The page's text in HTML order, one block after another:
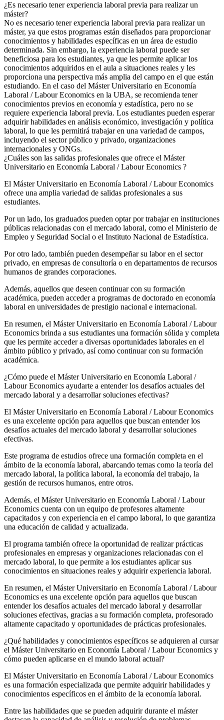
¿Es necesario tener experiencia laboral previa para realizar un
máster?
No es necesario tener experiencia laboral previa para realizar un
máster, ya que estos programas están diseñados para proporcionar
conocimientos y habilidades específicas en un área de estudio
determinada. Sin embargo, la experiencia laboral puede ser
beneficiosa para los estudiantes, ya que les permite aplicar los
conocimientos adquiridos en el aula a situaciones reales y les
proporciona una perspectiva más amplia del campo en el que están
estudiando. En el caso del Máster Universitario en Economía
Laboral / Labour Economics en la UBA, se recomienda tener
conocimientos previos en economía y estadística, pero no se
requiere experiencia laboral previa. Los estudiantes pueden esperar
adquirir habilidades en análisis económico, investigación y política
laboral, lo que les permitirá trabajar en una variedad de campos,
incluyendo el sector público y privado, organizaciones
internacionales y ONGs.
¿Cuáles son las salidas profesionales que ofrece el Máster
Universitario en Economía Laboral / Labour Economics ?
El Máster Universitario en Economía Laboral / Labour Economics
ofrece una amplia variedad de salidas profesionales a sus
estudiantes.
Por un lado, los graduados pueden optar por trabajar en instituciones
públicas relacionadas con el mercado laboral, como el Ministerio de
Empleo y Seguridad Social o el Instituto Nacional de Estadística.
Por otro lado, también pueden desempeñar su labor en el sector
privado, en empresas de consultoría o en departamentos de recursos
humanos de grandes corporaciones.
Además, aquellos que deseen continuar con su formación
académica, pueden acceder a programas de doctorado en economía
laboral en universidades de prestigio nacional e internacional.
En resumen, el Máster Universitario en Economía Laboral / Labour
Economics brinda a sus estudiantes una formación sólida y completa
que les permite acceder a diversas oportunidades laborales en el
ámbito público y privado, así como continuar con su formación
académica.
¿Cómo puede el Máster Universitario en Economía Laboral /
Labour Economics ayudarte a entender los desafíos actuales del
mercado laboral y a desarrollar soluciones efectivas?
El Máster Universitario en Economía Laboral / Labour Economics
es una excelente opción para aquellos que buscan entender los
desafíos actuales del mercado laboral y desarrollar soluciones
efectivas.
Este programa de estudios ofrece una formación completa en el
ámbito de la economía laboral, abarcando temas como la teoría del
mercado laboral, la política laboral, la economía del trabajo, la
gestión de recursos humanos, entre otros.
Además, el Máster Universitario en Economía Laboral / Labour
Economics cuenta con un equipo de profesores altamente
capacitados y con experiencia en el campo laboral, lo que garantiza
una educación de calidad y actualizada.
El programa también ofrece la oportunidad de realizar prácticas
profesionales en empresas y organizaciones relacionadas con el
mercado laboral, lo que permite a los estudiantes aplicar sus
conocimientos en situaciones reales y adquirir experiencia laboral.
En resumen, el Máster Universitario en Economía Laboral / Labour
Economics es una excelente opción para aquellos que buscan
entender los desafíos actuales del mercado laboral y desarrollar
soluciones efectivas, gracias a su formación completa, profesorado
altamente capacitado y oportunidades de prácticas profesionales.
¿Qué habilidades y conocimientos específicos se adquieren al cursar
el Máster Universitario en Economía Laboral / Labour Economics y
cómo pueden aplicarse en el mundo laboral actual?
El Máster Universitario en Economía Laboral / Labour Economics
es una formación especializada que permite adquirir habilidades y
conocimientos específicos en el ámbito de la economía laboral.
Entre las habilidades que se pueden adquirir durante el máster